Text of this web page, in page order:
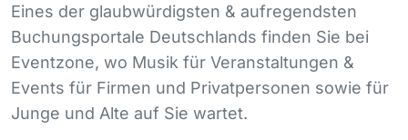
Eines der glaubwürdigsten & aufregendsten
Buchungsportale Deutschlands finden Sie bei
Eventzone, wo Musik für Veranstaltungen &
Events für Firmen und Privatpersonen sowie für
Junge und Alte auf Sie wartet.